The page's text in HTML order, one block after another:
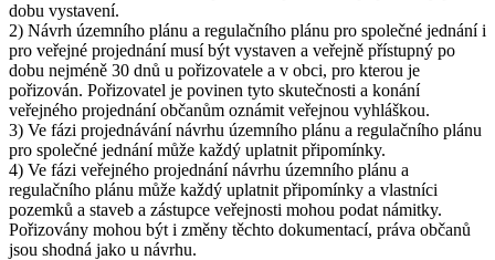
dobu vystavení.
2) Návrh územního plánu a regulačního plánu pro společné jednání i
pro veřejné projednání musí být vystaven a veřejně přístupný po
dobu nejméně 30 dnů u pořizovatele a v obci, pro kterou je
pořizován. Pořizovatel je povinen tyto skutečnosti a konání
veřejného projednání občanům oznámit veřejnou vyhláškou.
3) Ve fázi projednávání návrhu územního plánu a regulačního plánu
pro společné jednání může každý uplatnit připomínky.
4) Ve fázi veřejného projednání návrhu územního plánu a
regulačního plánu může každý uplatnit připomínky a vlastníci
pozemků a staveb a zástupce veřejnosti mohou podat námitky.
Pořizovány mohou být i změny těchto dokumentací, práva občanů
jsou shodná jako u návrhu.